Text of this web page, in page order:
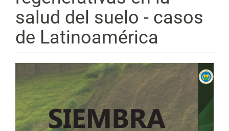
salud del suelo - casos
de Latinoamérica
lateral
del
artículo